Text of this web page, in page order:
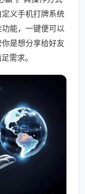
义手机打牌系统
能，一键便可以
是想分享给好友
需求。